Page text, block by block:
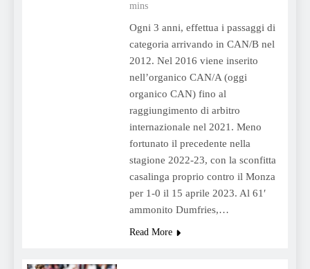
mins
Ogni 3 anni, effettua i passaggi di
categoria arrivando in CAN/B nel
2012. Nel 2016 viene inserito
nell’organico CAN/A (oggi
organico CAN) fino al
raggiungimento di arbitro
internazionale nel 2021. Meno
fortunato il precedente nella
stagione 2022-23, con la sconfitta
casalinga proprio contro il Monza
per 1-0 il 15 aprile 2023. Al 61′
ammonito Dumfries,…
Read More